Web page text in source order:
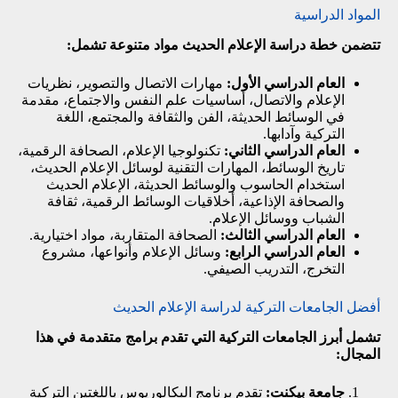
المواد الدراسية
تتضمن خطة دراسة الإعلام الحديث مواد متنوعة تشمل:
العام الدراسي الأول: مهارات الاتصال والتصوير، نظريات
الإعلام والاتصال، أساسيات علم النفس والاجتماع، مقدمة
في الوسائط الحديثة، الفن والثقافة والمجتمع، اللغة
التركية وآدابها.
العام الدراسي الثاني: تكنولوجيا الإعلام، الصحافة الرقمية،
تاريخ الوسائط، المهارات التقنية لوسائل الإعلام الحديث،
استخدام الحاسوب والوسائط الحديثة، الإعلام الحديث
والصحافة الإذاعية، أخلاقيات الوسائط الرقمية، ثقافة
الشباب ووسائل الإعلام.
العام الدراسي الثالث: الصحافة المتقاربة، مواد اختيارية.
العام الدراسي الرابع: وسائل الإعلام وأنواعها، مشروع
التخرج، التدريب الصيفي.
أفضل الجامعات التركية لدراسة الإعلام الحديث
تشمل أبرز الجامعات التركية التي تقدم برامج متقدمة في هذا
المجال:
جامعة بيكنت: تقدم برنامج البكالوريوس باللغتين التركية